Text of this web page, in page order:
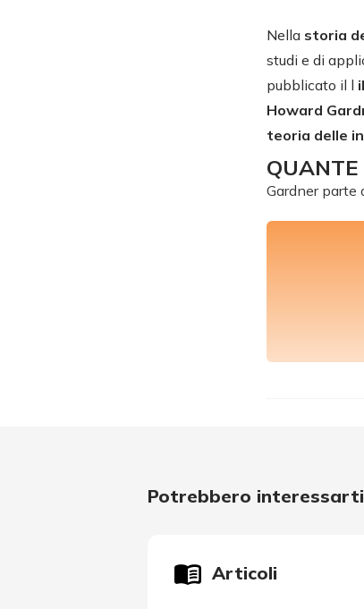
Nella storia
studi e di
pubblicato il l
Howard
teoria delle
Gardner parte
Potrebbero interessarti
Articoli